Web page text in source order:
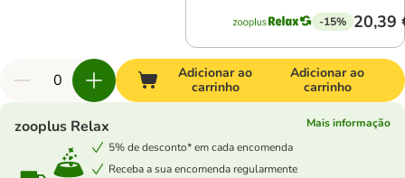
-15% 20,39
Adicionar ao
carrinho
Adicionar ao
carrinho
zooplus Relax
Mais informação
5% de desconto* em cada encomenda
Receba a sua encomenda regularmente